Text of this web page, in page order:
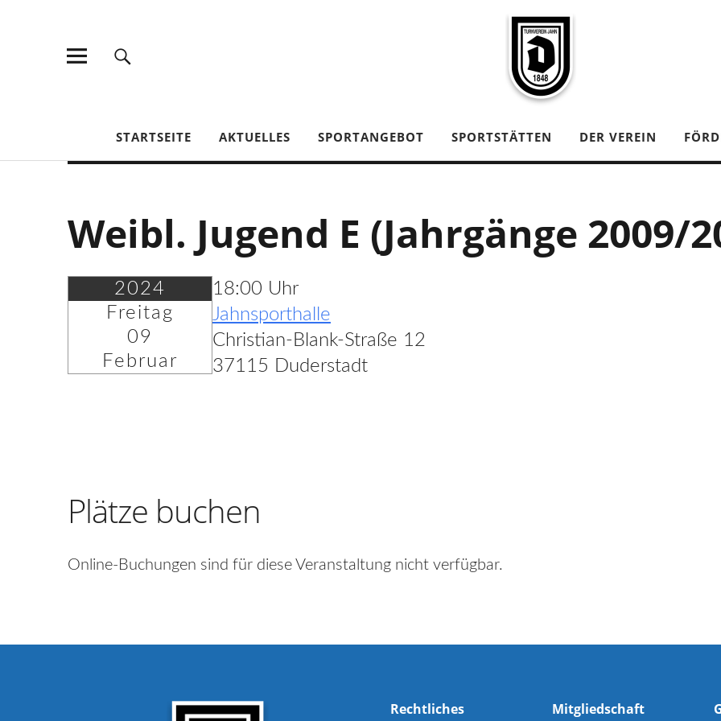
STARTSEITE AKTUELLES SPORTANGEBOT SPORTSTÄTTEN DER VEREIN
Weibl. Jugend E (Jahrgänge 2009/
2024
Freitag
09
Februar
18:00 Uhr
Jahnsporthalle
Christian-Blank-Straße 12
37115 Duderstadt
Plätze buchen
Online-Buchungen sind für diese Veranstaltung nicht verfügbar.
Rechtliches Mitgliedschaft